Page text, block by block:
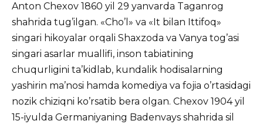
Anton Chexov 1860 yil 29 yanvarda Taganrog
shahrida tug’ilgan. «Cho’l» va «It bilan Ittifoq»
singari hikoyalar orqali Shaxzoda va Vanya tog’asi
singari asarlar muallifi, inson tabiatining
chuqurligini ta’kidlab, kundalik hodisalarning
yashirin ma’nosi hamda komediya va fojia o’rtasidagi
nozik chiziqni ko’rsatib bera olgan. Chexov 1904 yil
15-iyulda Germaniyaning Badenvays shahrida sil